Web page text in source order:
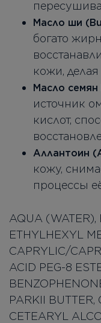
Масло ши
богато
кожи,
Масло семян
источник
кислот,
Аллантоин
кожу,
процессы
AQUA (WATER),
ETHYLHEXYL
CAPRYLIC/
ACID PEG-8
PARKII BUTTER,
CETEARYL